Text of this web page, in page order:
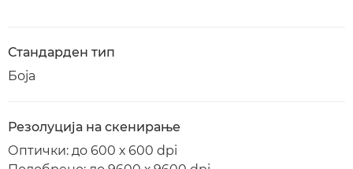
Стандарден тип
Боја
Резолуција на скенирање
Оптички: до 600 х 600 dpi